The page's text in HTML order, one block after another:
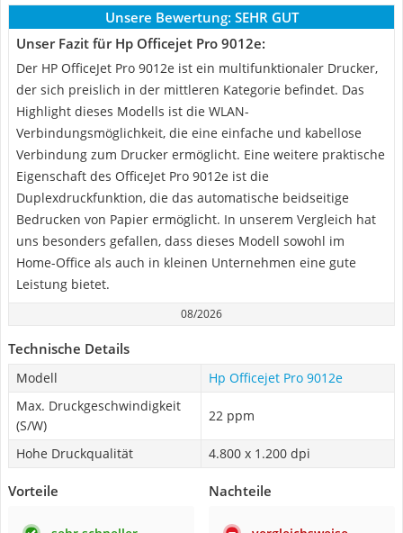
Unsere Bewertung: SEHR GUT
Unser Fazit für Hp Officejet Pro 9012e:
Der HP OfficeJet Pro 9012e ist ein multifunktionaler Drucker,
der sich preislich in der mittleren Kategorie befindet. Das
Highlight dieses Modells ist die WLAN-
Verbindungsmöglichkeit, die eine einfache und kabellose
Verbindung zum Drucker ermöglicht. Eine weitere praktische
Eigenschaft des OfficeJet Pro 9012e ist die
Duplexdruckfunktion, die das automatische beidseitige
Bedrucken von Papier ermöglicht. In unserem Vergleich hat
uns besonders gefallen, dass dieses Modell sowohl im
Home-Office als auch in kleinen Unternehmen eine gute
Leistung bietet.
08/2026
Technische Details
Modell
Hp Officejet Pro 9012e
Max. Druckgeschwindigkeit
(S/W)
22 ppm
Hohe Druckqualität 4.800 x 1.200 dpi
Vorteile Nachteile